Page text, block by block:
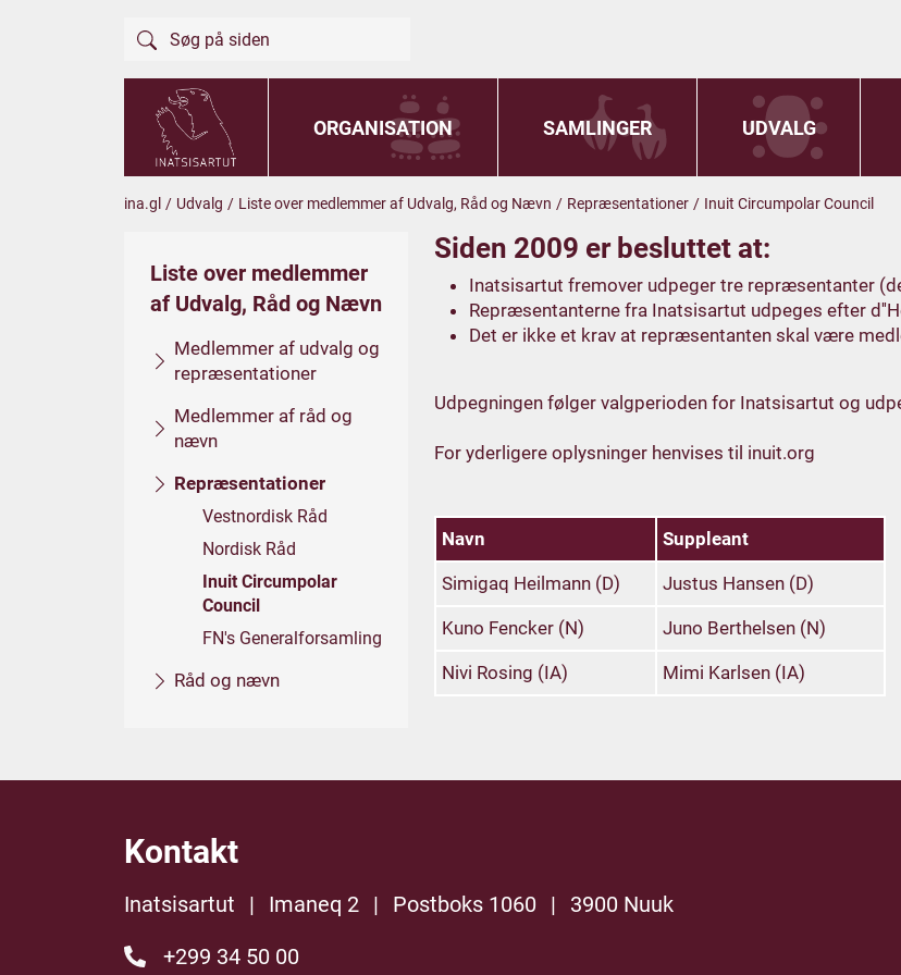
ORGANISATION SAMLINGER UDVALG
ina.gl / Udvalg / Liste over medlemmer af Udvalg, Råd og Nævn / Repræsentationer / Inuit Circumpolar Council
Liste over medlemmer
af Udvalg, Råd og Nævn
Medlemmer af udvalg og
repræsentationer
Medlemmer af råd og
nævn
Repræsentationer
Vestnordisk Råd
Nordisk Råd
Inuit Circumpolar
Council
FN's Generalforsamling
Råd og nævn
Siden 2009 er besluttet at:
Inatsisartut fremover udpeger tre repræsentanter
Repræsentanterne fra Inatsisartut udpeges efter
Det er ikke et krav at repræsentanten skal være
Udpegningen følger valgperioden for Inatsisartut og
For yderligere oplysninger henvises til inuit.org
Navn Suppleant
Simigaq Heilmann (D) Justus Hansen (D)
Kuno Fencker (N) Juno Berthelsen (N)
Nivi Rosing (IA) Mimi Karlsen (IA)
Kontakt
Inatsisartut | Imaneq 2 | Postboks 1060 |
3900 Nuuk
+299 34 50 00